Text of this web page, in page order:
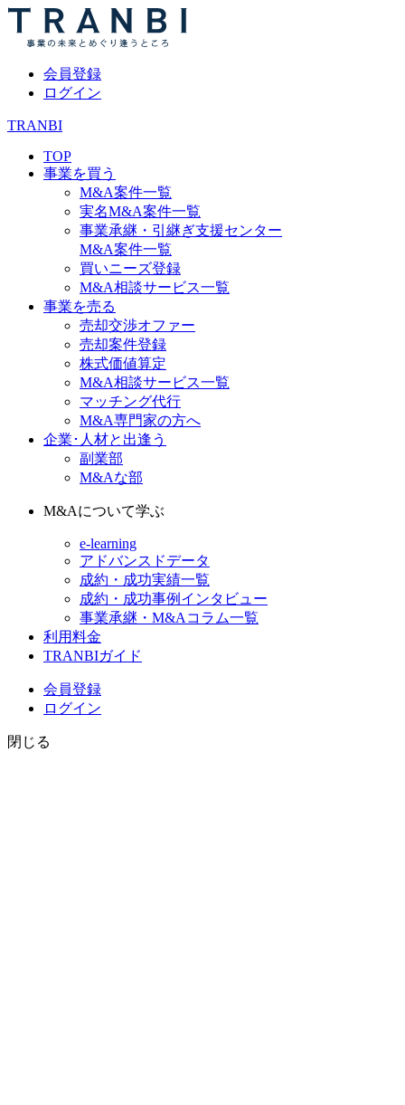
会員登録
ログイン
TRANBI
TOP
事業を買う
M&A案件一覧
実名M&A案件一覧
事業承継・引継ぎ支援センター
M&A案件一覧
買いニーズ登録
M&A相談サービス一覧
事業を売る
売却交渉オファー
売却案件登録
株式価値算定
M&A相談サービス一覧
マッチング代行
M&A専門家の方へ
企業･人材と出逢う
副業部
M&Aな部
M&Aについて学ぶ
e-learning
アドバンスドデータ
成約・成功実績一覧
成約・成功事例インタビュー
事業承継・M&Aコラム一覧
利用料金
TRANBIガイド
会員登録
ログイン
閉じる